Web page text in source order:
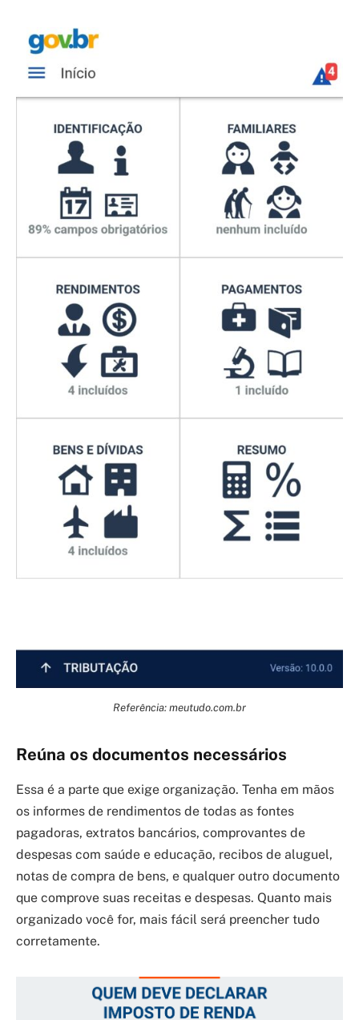
Referência: meutudo.com.br
Reúna os documentos necessários
Essa é a parte que exige organização. Tenha em mãos
os informes de rendimentos de todas as fontes
pagadoras, extratos bancários, comprovantes de
despesas com saúde e educação, recibos de aluguel,
notas de compra de bens, e qualquer outro documento
que comprove suas receitas e despesas. Quanto mais
organizado você for, mais fácil será preencher tudo
corretamente.